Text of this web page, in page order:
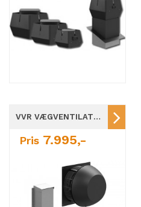
VVR VÆGVENTILATOR Ø160-Ø315
Pris 7.995,-